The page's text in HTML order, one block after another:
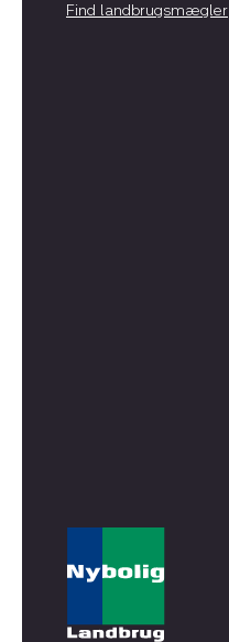
Find landbrugsmægler